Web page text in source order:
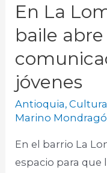
En La
baile
jóvenes
Antioquia,Cultura
Marino
En el barrio La
espacio para que